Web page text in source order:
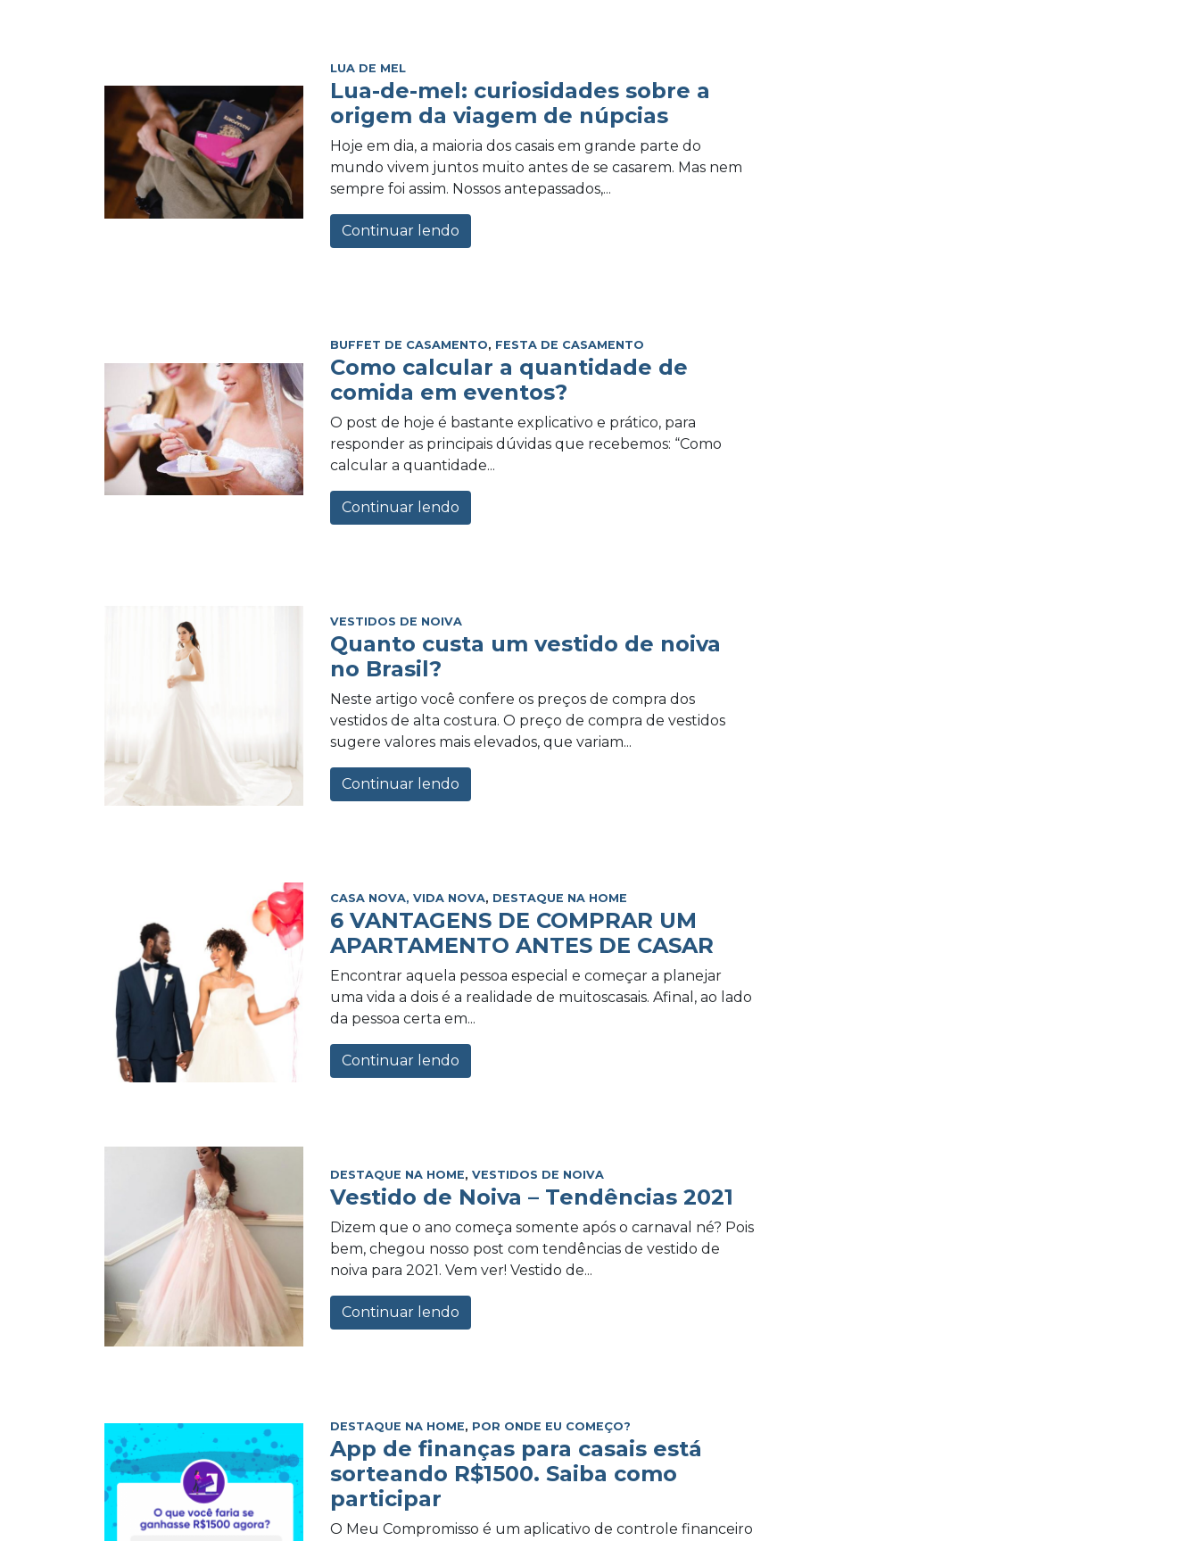
LUA DE MEL
Lua-de-mel: curiosidades sobre a
origem da viagem de núpcias
Hoje em dia, a maioria dos casais em grande parte do
mundo vivem juntos muito antes de se casarem. Mas nem
sempre foi assim. Nossos antepassados,...
Continuar lendo
BUFFET DE CASAMENTO, FESTA DE CASAMENTO
Como calcular a quantidade de
comida em eventos?
O post de hoje é bastante explicativo e prático, para
responder as principais dúvidas que recebemos: “Como
calcular a quantidade...
Continuar lendo
VESTIDOS DE NOIVA
Quanto custa um vestido de noiva
no Brasil?
Neste artigo você confere os preços de compra dos
vestidos de alta costura. O preço de compra de vestidos
sugere valores mais elevados, que variam...
Continuar lendo
CASA NOVA, VIDA NOVA, DESTAQUE NA HOME
6 VANTAGENS DE COMPRAR UM
APARTAMENTO ANTES DE CASAR
Encontrar aquela pessoa especial e começar a planejar
uma vida a dois é a realidade de muitoscasais. Afinal, ao lado
da pessoa certa em...
Continuar lendo
DESTAQUE NA HOME,VESTIDOS DE NOIVA
Vestido de Noiva – Tendências 2021
Dizem que o ano começa somente após o carnaval né? Pois
bem, chegou nosso post com tendências de vestido de
noiva para 2021. Vem ver! Vestido de...
Continuar lendo
DESTAQUE NA HOME, POR ONDE EU COMEÇO?
App de finanças para casais está
sorteando R$1500. Saiba como
participar
O Meu Compromisso é um aplicativo de controle financeiro